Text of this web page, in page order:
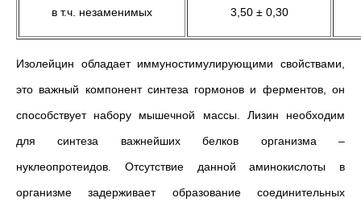
в т.ч. незаменимых 3,50 ± 0,30
Изолейцин обладает иммуностимулирующими свойствами,
это важный компонент синтеза гормонов и ферментов, он
способствует набору мышечной массы. Лизин необходим
для синтеза важнейших белков организма –
нуклеопротеидов. Отсутствие данной аминокислоты в
организме задерживает образование соединительных